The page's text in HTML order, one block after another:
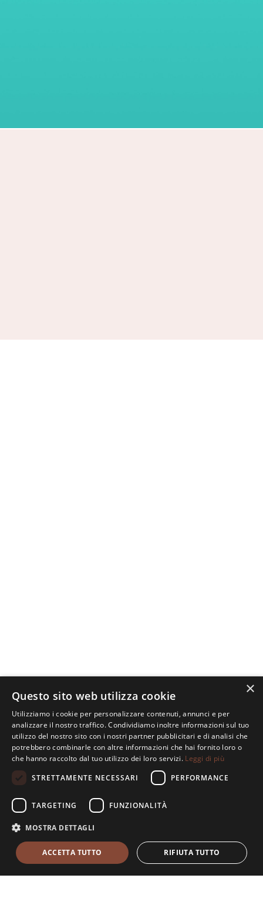
XTEMOS ELEMENT
GALLERY CAROUSEL
×
Questo sito web utilizza cookie
Utilizziamo i cookie per personalizzare contenuti, annunci e per
analizzare il nostro traffico. Condividiamo inoltre informazioni sul tuo
utilizzo del nostro sito con i nostri partner pubblicitari e di analisi che
potrebbero combinarle con altre informazioni che hai fornito loro o
che hanno raccolto dal tuo utilizzo dei loro servizi. Leggi di più
STRETTAMENTE NECESSARI
PERFORMANCE
TARGETING FUNZIONALITÀ
MOSTRA DETTAGLI
ACCETTA TUTTO RIFIUTA TUTTO